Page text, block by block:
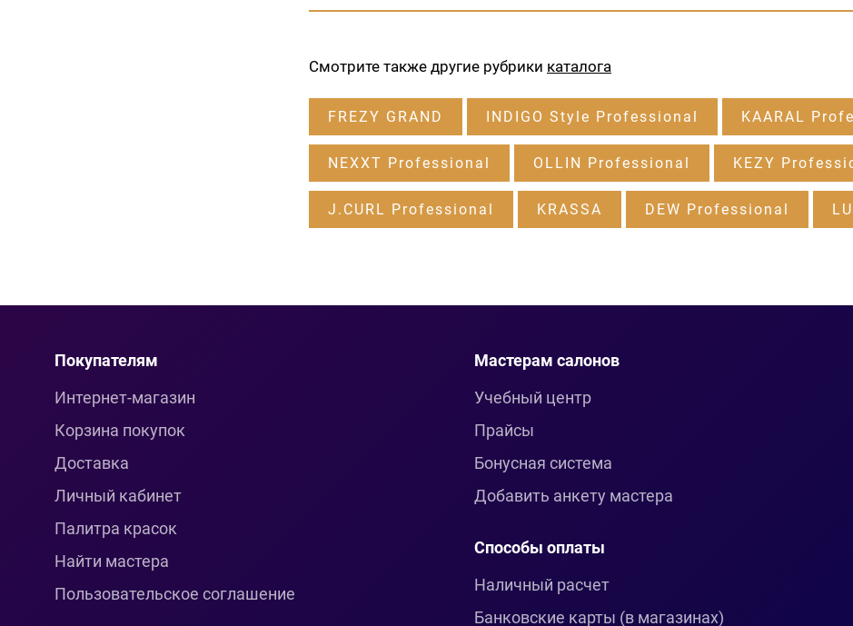
Смотрите также другие рубрики каталога
FREZY GRAND INDIGO Style Professional KAARAL
NEXXT Professional OLLIN Professional KEZY
J.CURL Professional KRASSA DEW Professional
Покупателям
Интернет-магазин
Корзина покупок
Доставка
Личный кабинет
Палитра красок
Найти мастера
Пользовательское соглашение
Мастерам салонов
Учебный центр
Прайсы
Бонусная система
Добавить анкету мастера
Способы оплаты
Наличный расчет
Банковские карты (в магазинах)